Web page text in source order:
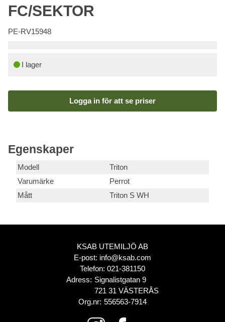
FC/SEKTOR
PE-RV15948
I lager
Logga in för att se priser
Egenskaper
Modell
Triton
Varumärke
Perrot
Mått
Triton S WH
KSAB UTEMILJÖ AB
E-post: info@ksab.com
Telefon: 021-381150
Adress: Signalistgatan 9
721 31 VÄSTERÅS
Org.nr: 556563-7914